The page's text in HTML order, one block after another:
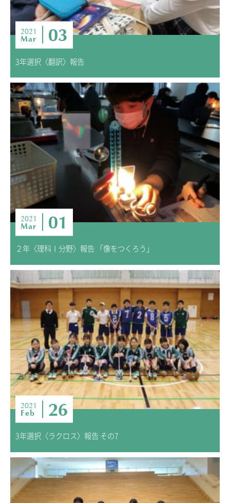
2021
Mar 03
3年選択〈翻訳〉報告
2021
Mar 01
２年〈理科Ⅰ分野〉報告 「像をつくろう」
2021
Feb 26
3年選択〈ラクロス〉報告 その7